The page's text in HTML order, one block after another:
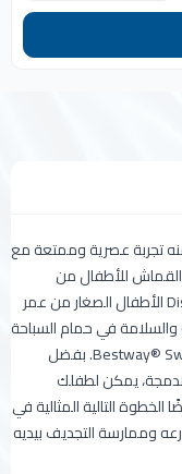
تجربة عصرية وممتعة مع
للأطفال من
Disney Junior® Mickey & Friends Minnie Mouse الأطفال الصغار من عمر
في حمام السباحة
كجزء من مجموعة التعلم خطوة بخطوة Bestway® Swim Safe. بفضل
يمكن لطفلك
الخطوة التالية المثالية في
وممارسة التجديف بيديه